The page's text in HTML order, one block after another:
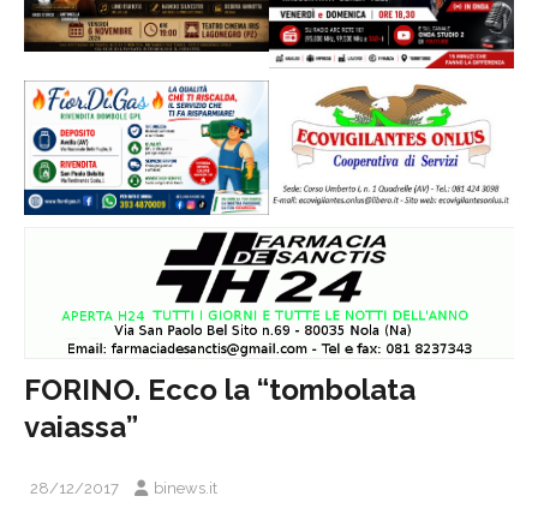
FORINO. Ecco la “tombolata
vaiassa”
28/12/2017 binews.it